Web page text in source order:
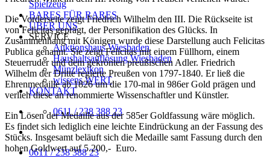
Spielzeug
BARES FÜR RARES
ÜBER UNS
SERVICE
Auktionshaus Wiesbaden
Haushaltsauflösung Wiesbaden
Münzlexikon
wissens.WERT
KONTAKT
0611 / 238 388 23
0611 / 238 388 23
Die Vorderseite zeigt Friedrich Wilhelm den III. Die Rückseite ist
von Felicitas geprägt, der Personifikation des Glücks. In
Zusammenhang mit Königen wurde diese Darstellung auch Felicitas
Publica genannt. Sie zeigt Felicitas mit einem Füllhorn, einem
Steuerruder und dem gekrönten preußischen Adler. Friedrich
Wilhelm der Dritte regierte Preußen von 1797-1840. Er ließ die
Ehrenmedaille ab 1826 um die 170-mal in 986er Gold prägen und
verlieh diese an renommierte Wissenschaftler und Künstler.
Ein Lösen der Medaille aus der 585er Goldfassung wäre möglich.
Es findet sich lediglich eine leichte Eindrückung an der Fassung des
Stücks. Insgesamt beläuft sich die Medaille samt Fassung durch den
hohen Goldwert auf 5.200,- Euro.